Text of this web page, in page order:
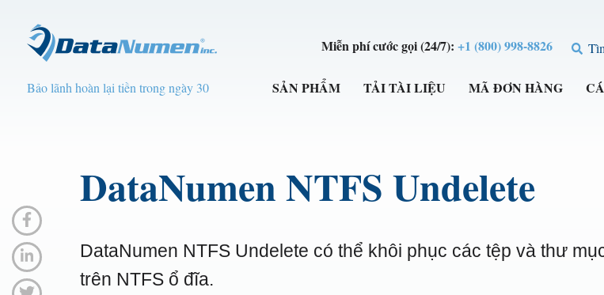
Miễn phí cước gọi (24/7):+1 (800) 998-8826
Bảo lãnh hoàn lại tiền trong ngày 30 SẢN PHẨM TẢI TÀI LIỆU MÃ ĐƠN HÀNG
DataNumen NTFS Undelete
DataNumen NTFS Undelete có thể khôi phục các tệp và thư
trên NTFS ổ đĩa.